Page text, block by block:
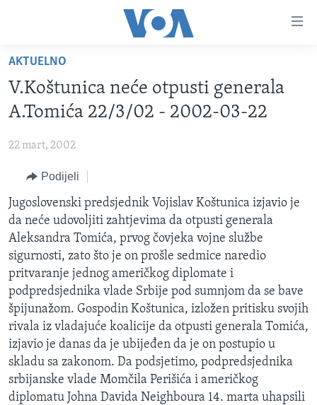
glavni
sadržaj
Pređi
na
glavnu
pretragu
VIJESTI
SJEDINJENE AMERIČKE DRŽAVE
BOSNA I HERCEGOVINA
NAUKA I TEHNOLOGIJA
SPECIJALNI PROJEKTI
KORUPCIJA
SLOBODA MEDIJA
ŽENSKA STRANA
IZBJEGLIČKA STRANA
MAGAZIN
O GLASU AMERIKE
Learning English
AKTUELNO
V.Koštunica neće otpusti generala
A.Tomića 22/3/02 - 2002-03-22
22 mart, 2002
Podijeli
Jugoslovenski predsjednik Vojislav Koštunica izjavio je
da neće udovoljiti zahtjevima da otpusti generala
Aleksandra Tomića, prvog čovjeka vojne službe
sigurnosti, zato što je on prošle sedmice naredio
pritvaranje jednog američkog diplomate i
podpredsjednika vlade Srbije pod sumnjom da se bave
špijunažom. Gospodin Koštunica, izložen pritisku svojih
rivala iz vladajuće koalicije da otpusti generala Tomića,
izjavio je danas da je ubijeđen da je on postupio u
skladu sa zakonom. Da podsjetimo, podpredsjednika
srbijanske vlade Momčila Perišića i američkog
diplomatu Johna Davida Neighboura 14. marta uhapsili